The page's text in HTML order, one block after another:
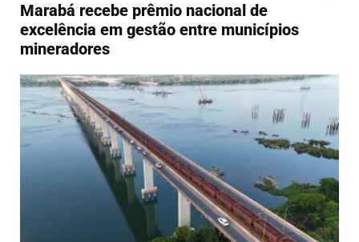
Marabá recebe prêmio nacional de
excelência em gestão entre municípios
mineradores